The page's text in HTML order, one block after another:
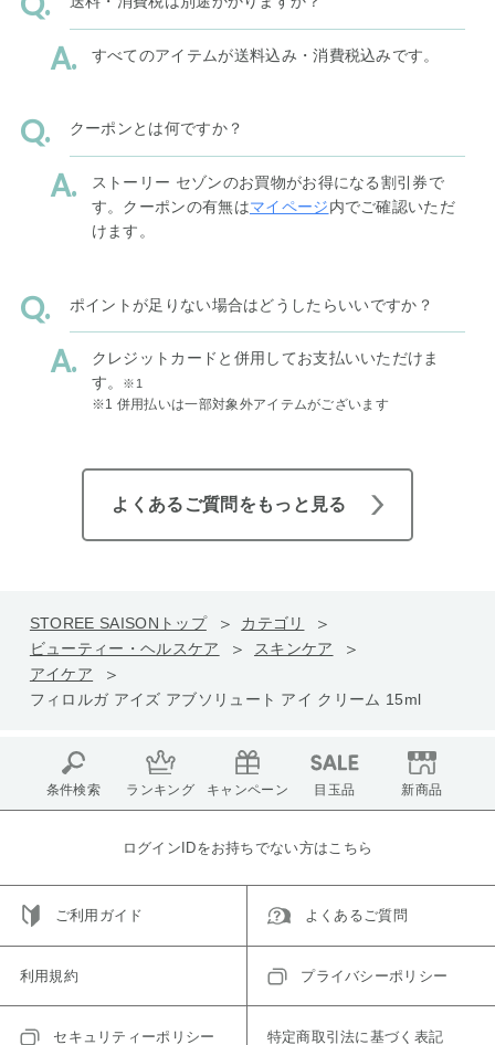
すべてのアイテムが送料込み・消費税込みです。
クーポンとは何ですか？
ストーリー セゾンのお買物がお得になる割引券で
す。クーポンの有無はマイページ内でご確認いただ
けます。
ポイントが足りない場合はどうしたらいいですか？
クレジットカードと併用してお支払いいただけま
す。
※1
※1 併用払いは一部対象外アイテムがございます
よくあるご質問をもっと見る
STOREE SAISONトップ
カテゴリ
ビューティー・ヘルスケア
スキンケア
アイケア
フィロルガ アイズ アブソリュート アイ クリーム 15ml
条件検索 ランキング キャンペーン 目玉品 新商品
ログインIDをお持ちでない方はこちら
ご利用ガイド よくあるご質問
利用規約 プライバシーポリシー
セキュリティーポリシー 特定商取引法に基づく表記